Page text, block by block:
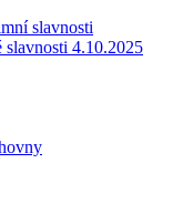
slavnosti
slavnosti 4.10.2025